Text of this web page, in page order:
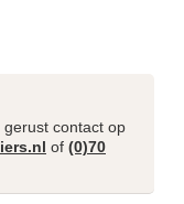
contact op
of (0)70